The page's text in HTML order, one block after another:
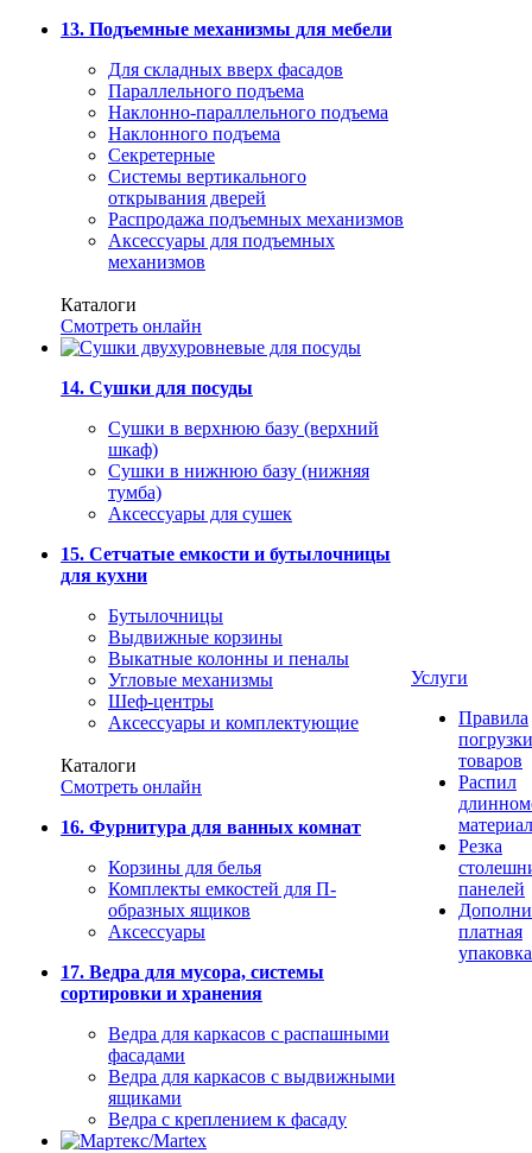
13. Подъемные механизмы для мебели
Для складных вверх фасадов
Параллельного подъема
Наклонно-параллельного подъема
Наклонного подъема
Секретерные
Системы вертикального
открывания дверей
Распродажа подъемных механизмов
Аксессуары для подъемных
механизмов
Каталоги
Смотреть онлайн
14. Сушки для посуды
Сушки в верхнюю базу (верхний
шкаф)
Сушки в нижнюю базу (нижняя
тумба)
Аксессуары для сушек
15. Сетчатые емкости и бутылочницы
для кухни
Бутылочницы
Выдвижные корзины
Выкатные колонны и пеналы
Угловые механизмы
Шеф-центры
Аксессуары и комплектующие
Каталоги
Смотреть онлайн
16. Фурнитура для ванных комнат
Корзины для белья
Комплекты емкостей для П-
образных ящиков
Аксессуары
17. Ведра для мусора, системы
сортировки и хранения
Ведра для каркасов с распашными
фасадами
Ведра для каркасов с выдвижными
ящиками
Ведра с креплением к фасаду
Услуги
Правила
погрузки
товаров
Распил
Резка
панелей
платная
упаковка